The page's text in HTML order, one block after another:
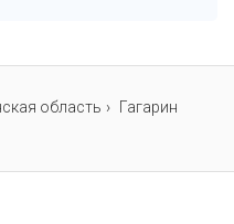
область
Гагарин